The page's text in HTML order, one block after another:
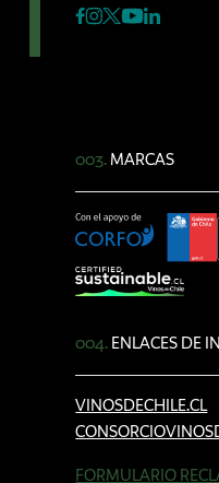
003. MARCAS
004. ENLACES DE
VINOSDECHILE.CL
FORMULARIO